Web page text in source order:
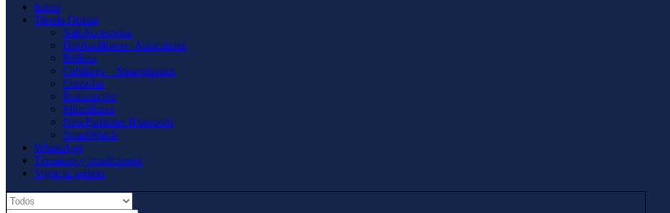
Inicio
Tienda Online
SaleAccesorios
HotAudífonos -Auriculares
Belleza
Celulares – Smartphones
Consolas
Iluminación
Micrófonos
NewParlantes Bluetooth
SmartWatch
WhatsApp
Términos y condiciones
Sigue tu pedido